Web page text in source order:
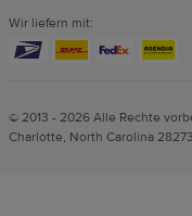
Wir liefern mit:
© 2013 - 2026 Alle Rechte
Charlotte, North Carolina 28273